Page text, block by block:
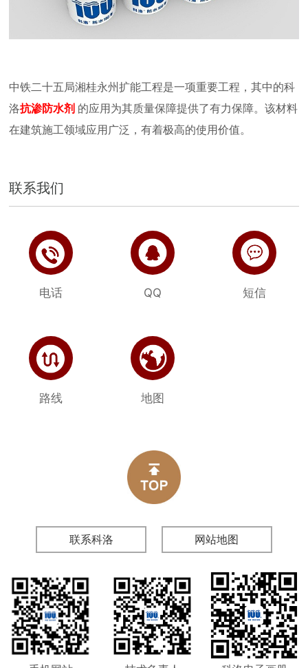
中铁二十五局湘桂永州扩能工程是一项重要工程，其中的科
洛抗渗防水剂 的应用为其质量保障提供了有力保障。该材料
在建筑施工领域应用广泛，有着极高的使用价值。
联系我们
电话 QQ 短信
路线 地图
联系科洛 网站地图